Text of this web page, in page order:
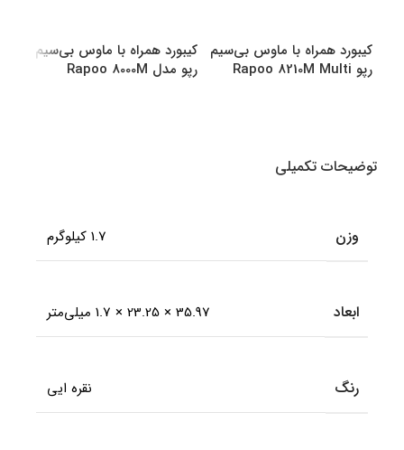
کیبورد همراه با ماوس بی‌سیم
رپو Rapoo 8210M Multi
کیبورد همراه با ماوس بی‌سیم
رپو مدل Rapoo 8000M
توضیحات تکمیلی
وزن 1.7 کیلوگرم
ابعاد 35.97 × 23.25 × 1.7 میلی‌متر
رنگ نقره ایی